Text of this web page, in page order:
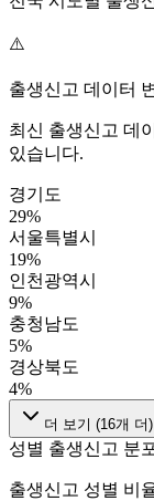
⚠️
출생신고 데이터
최신 출생신고 데
있습니다.
경기도
29%
서울특별시
19%
인천광역시
9%
충청남도
5%
경상북도
4%
더 보기 (16개 더)
성별 출생신고 분
출생신고 성별 비